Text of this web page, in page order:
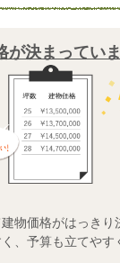
決まっていま
物価格がはっきり
、予算も立てやす